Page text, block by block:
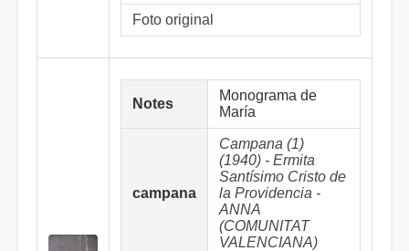
Foto original
Notes
Monograma de
María
campana
Campana (1)
(1940) - Ermita
Santísimo Cristo de
la Providencia -
ANNA
(COMUNITAT
VALENCIANA)